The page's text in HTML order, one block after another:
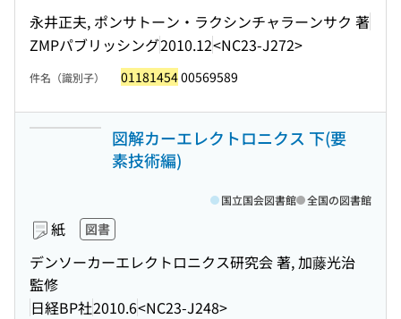
永井正夫, ポンサトーン・ラクシンチャラーンサク 著
ZMPパブリッシング2010.12<NC23-J272>
件名（識別子） 0118145400569589
図解カーエレクトロニクス 下(要
素技術編)
紙 図書
デンソーカーエレクトロニクス研究会 著, 加藤光治
監修
日経BP社2010.6<NC23-J248>
国立国会図書館 全国の図書館